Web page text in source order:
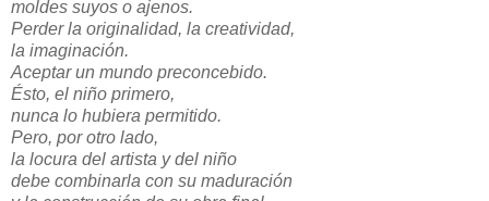
moldes suyos o ajenos.
Perder la originalidad, la creatividad,
la imaginación.
Aceptar un mundo preconcebido.
Ésto, el niño primero,
nunca lo hubiera permitido.
Pero, por otro lado,
la locura del artista y del niño
debe combinarla con su maduración